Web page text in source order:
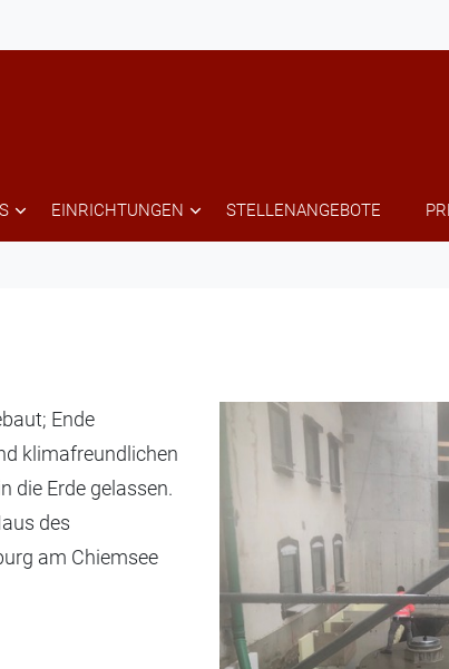
EINRICHTUNGEN STELLENANGEBOTE
Ende
klimafreundlichen
die Erde gelassen.
des
am Chiemsee